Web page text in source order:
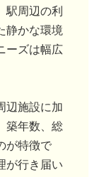
駅周辺の利
静かな環境
ーズは幅広
辺施設に加
築年数、総
が特徴で
が行き届い